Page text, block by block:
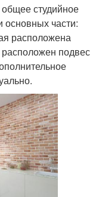
студийное
основных части:
расположена
подвес